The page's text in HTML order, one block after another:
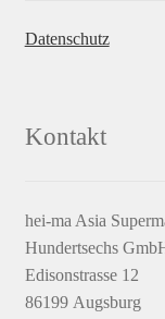
Datenschutz
Kontakt
hei-ma Asia
Hundertsechs
Edisonstrasse 12
86199 Augsburg